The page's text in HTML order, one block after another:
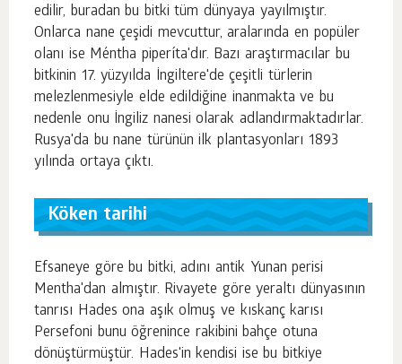
edilir, buradan bu bitki tüm dünyaya yayılmıştır.
Onlarca nane çeşidi mevcuttur, aralarında en popüler
olanı ise Méntha piperíta'dır. Bazı araştırmacılar bu
bitkinin 17. yüzyılda İngiltere'de çeşitli türlerin
melezlenmesiyle elde edildiğine inanmakta ve bu
nedenle onu İngiliz nanesi olarak adlandırmaktadırlar.
Rusya'da bu nane türünün ilk plantasyonları 1893
yılında ortaya çıktı.
Köken tarihi
Efsaneye göre bu bitki, adını antik Yunan perisi
Mentha'dan almıştır. Rivayete göre yeraltı dünyasının
tanrısı Hades ona aşık olmuş ve kıskanç karısı
Persefoni bunu öğrenince rakibini bahçe otuna
dönüştürmüştür. Hades'in kendisi ise bu bitkiye